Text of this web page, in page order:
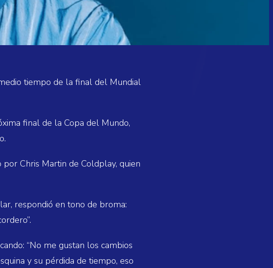
tiempo de la final del Mundial
final de la Copa del Mundo,
Chris Martin de Coldplay, quien
respondió en tono de broma:
“No me gustan los cambios
y su pérdida de tiempo, eso